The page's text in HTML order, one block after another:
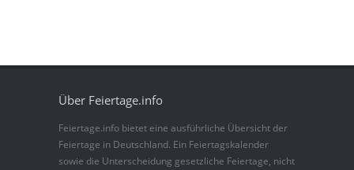
Über Feiertage.info
Feiertage.info bietet eine ausführliche Übersicht der
Feiertage in Deutschland. Ein Feiertagskalender
sowie die Unterscheidung gesetzliche Feiertage, nicht